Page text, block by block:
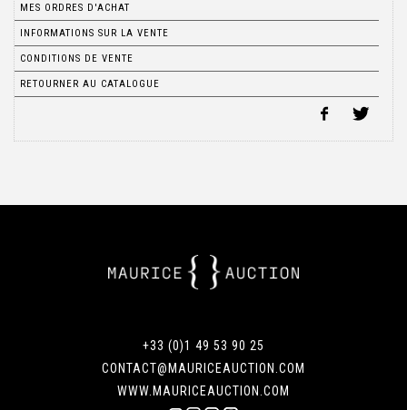
MES ORDRES D'ACHAT
INFORMATIONS SUR LA VENTE
CONDITIONS DE VENTE
RETOURNER AU CATALOGUE
+33 (0)1 49 53 90 25
CONTACT@MAURICEAUCTION.COM
WWW.MAURICEAUCTION.COM